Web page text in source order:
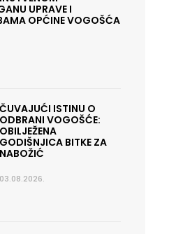
UPRAVE I
OPĆINE VOGOŠĆA
ČUVAJUĆI ISTINU O
ODBRANI VOGOŠĆE:
OBILJEŽENA
GODIŠNJICA BITKE ZA
NABOŽIĆ
03.08.2026.